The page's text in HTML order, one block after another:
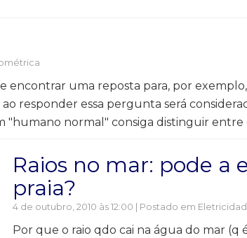
uma reposta para, por
ao responder essa pergunta será
normal" consiga distinguir entre
Raios no mar: pode a
praia?
4 de outubro, 2010 às 12:00 | Postado em
Por que o raio qdo cai na água do mar (q